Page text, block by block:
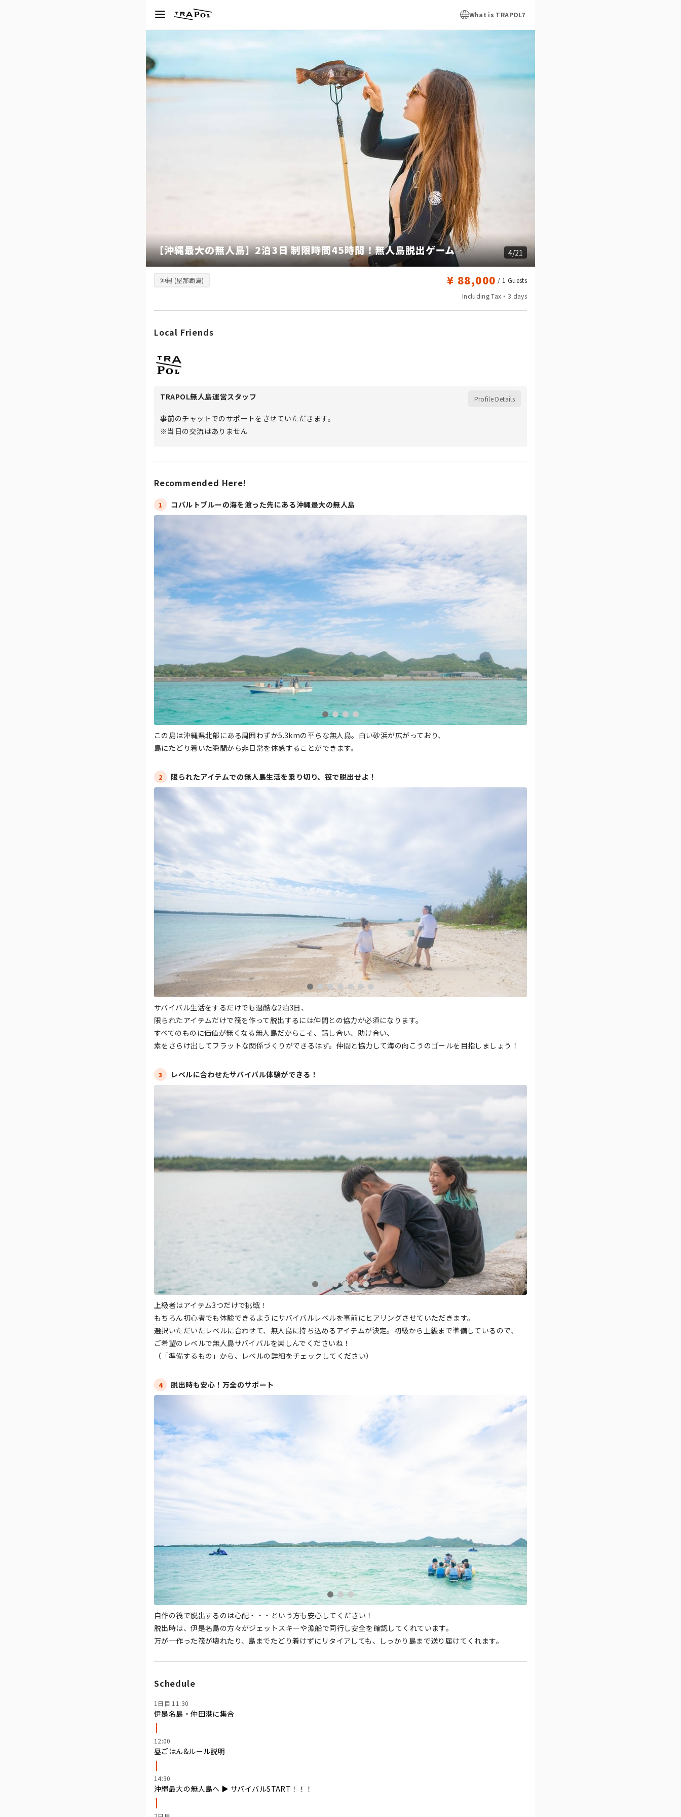
What is TRAPOL?
【沖縄最大の無人島】2泊3日 制限時間45時間​！無人島脱出ゲーム 4/21
沖縄 (屋那覇島) ¥ 88,000 / 1 Guests
Including Tax・3 days
Local Friends
TRAPOL無人島運営スタッフ Profile Details
事前のチャットでのサポートをさせていただきます。
※当日の交流はありません
Recommended Here!
1 コバルトブルーの海を渡った先にある沖縄最大の無人島
この島は沖縄県北部にある周囲わずか5.3kmの平らな無人島。白い砂浜が広がっており、
島にたどり着いた瞬間から非日常を体感することができます。
2 限られたアイテムでの無人島生活を乗り切り、筏で脱出せよ！
サバイバル生活をするだけでも過酷な2泊3日、
限られたアイテムだけで筏を作って脱出するには仲間との協力が必須になります。
すべてのものに価値が無くなる無人島だからこそ、話し合い、助け合い、
素をさらけ出してフラットな関係づくりができるはず。仲間と協力して海の向こうのゴールを目指しましょう！
3 レベルに合わせたサバイバル体験ができる！
上級者はアイテム3つだけで挑戦！
もちろん初心者でも体験できるようにサバイバルレベルを事前にヒアリングさせていただきます。
選択いただいたレベルに合わせて、無人島に持ち込めるアイテムが決定。初級から上級まで準備しているので、
ご希望のレベルで無人島サバイバルを楽しんでくださいね！
（「準備するもの」から、レベルの詳細をチェックしてください）
4 脱出時も安心！万全のサポート
自作の筏で脱出するのは心配・・・という方も安心してください！
脱出時は、伊是名島の方々がジェットスキーや漁船で同行し安全を確認してくれています。
万が一作った筏が壊れたり、島までたどり着けずにリタイアしても、しっかり島まで送り届けてくれます。
Schedule
1日目 11:30
伊是名島・仲田港に集合
12:00
昼ごはん&​ルール説明
14:30
沖縄最大の無人島へ ▶︎ サバイバルSTART！！！